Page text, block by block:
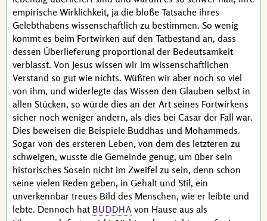
empirische Wirklichkeit, ja die bloße Tatsache ihres
Gelebthabens wissenschaftlich zu bestimmen. So wenig
kommt es beim Fortwirken auf den Tatbestand an, dass
dessen Überlieferung proportional der Bedeutsamkeit
verblasst. Von Jesus wissen wir im wissenschaftlichen
Verstand so gut wie nichts. Wüßten wir aber noch so viel
von ihm, und widerlegte das Wissen den Glauben selbst in
allen Stücken, so würde dies an der Art seines Fortwirkens
sicher noch weniger ändern, als dies bei Cäsar der Fall war.
Dies beweisen die Beispiele Buddhas und Mohammeds.
Sogar von des ersteren Leben, von dem des letzteren zu
schweigen, wusste die Gemeinde genug, um über sein
historisches Sosein nicht im Zweifel zu sein, denn schon
seine vielen Reden geben, in Gehalt und Stil, ein
unverkennbar treues Bild des Menschen, wie er leibte und
lebte. Dennoch hat BUDDHA von Hause aus als